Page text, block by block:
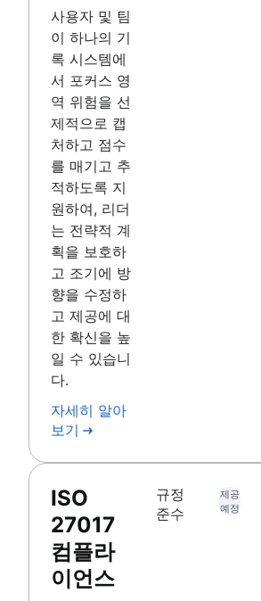
사용자 및 팀
이 하나의 기
록 시스템에
서 포커스 영
역 위험을 선
제적으로 캡
처하고 점수
를 매기고 추
적하도록 지
원하여, 리더
는 전략적 계
획을 보호하
고 조기에 방
향을 수정하
고 제공에 대
한 확신을 높
일 수 있습니
다.
자세히 알아
보기
ISO
27017
컴플라
이언스
규정
준수
제공
예정